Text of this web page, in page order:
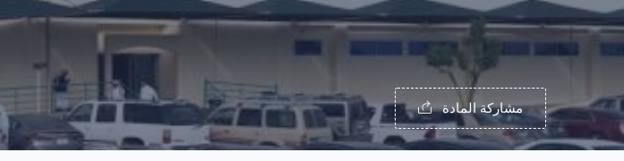
مشاركة المادة